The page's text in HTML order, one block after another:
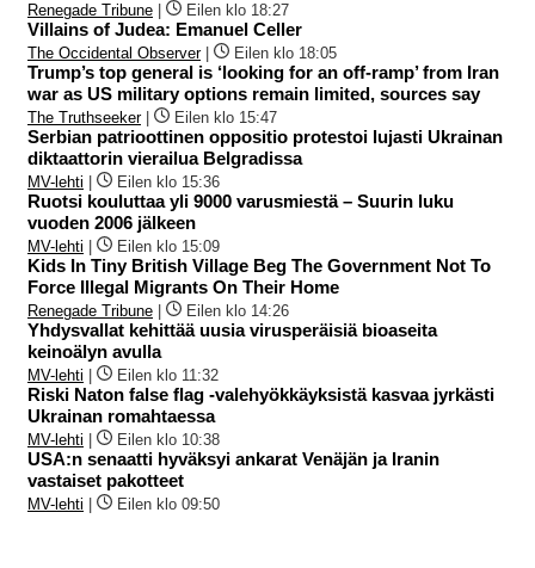
Renegade Tribune Eilen klo 18:27
Villains of Judea: Emanuel Celler
The Occidental Observer| Eilen klo 18:05
Trump’s top general is ‘looking for an off-ramp’ from Iran
war as US military options remain limited, sources say
The Truthseeker| Eilen klo 15:47
Serbian patrioottinen oppositio protestoi lujasti Ukrainan
diktaattorin vierailua Belgradissa
MV-lehti Eilen klo 15:36
Ruotsi kouluttaa yli 9000 varusmiestä – Suurin luku
vuoden 2006 jälkeen
MV-lehti Eilen klo 15:09
Kids In Tiny British Village Beg The Government Not To
Force Illegal Migrants On Their Home
Renegade Tribune Eilen klo 14:26
Yhdysvallat kehittää uusia virusperäisiä bioaseita
keinoälyn avulla
MV-lehti Eilen klo 11:32
Riski Naton false flag -valehyökkäyksistä kasvaa jyrkästi
Ukrainan romahtaessa
MV-lehti Eilen klo 10:38
USA:n senaatti hyväksyi ankarat Venäjän ja Iranin
vastaiset pakotteet
MV-lehti Eilen klo 09:50